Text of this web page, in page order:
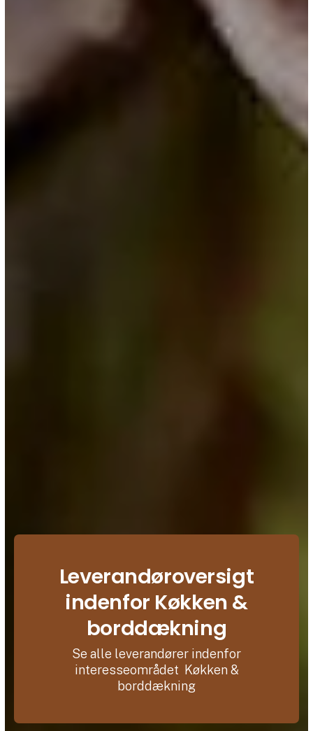
Leverandøroversigt
indenfor Køkken &
borddækning
Se alle leverandører indenfor
interesseområdet Køkken &
borddækning